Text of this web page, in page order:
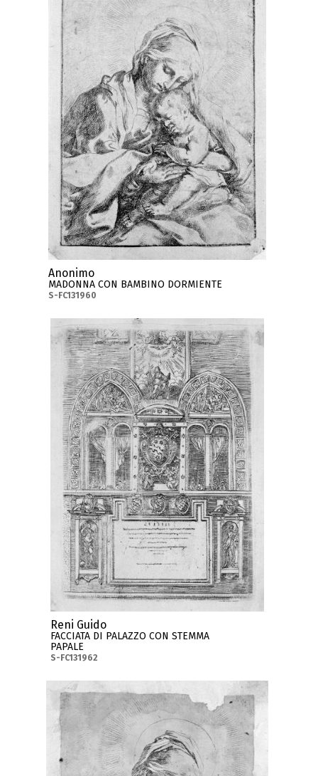
Anonimo
MADONNA CON BAMBINO DORMIENTE
S-FC131960
Reni Guido
FACCIATA DI PALAZZO CON STEMMA
PAPALE
S-FC131962